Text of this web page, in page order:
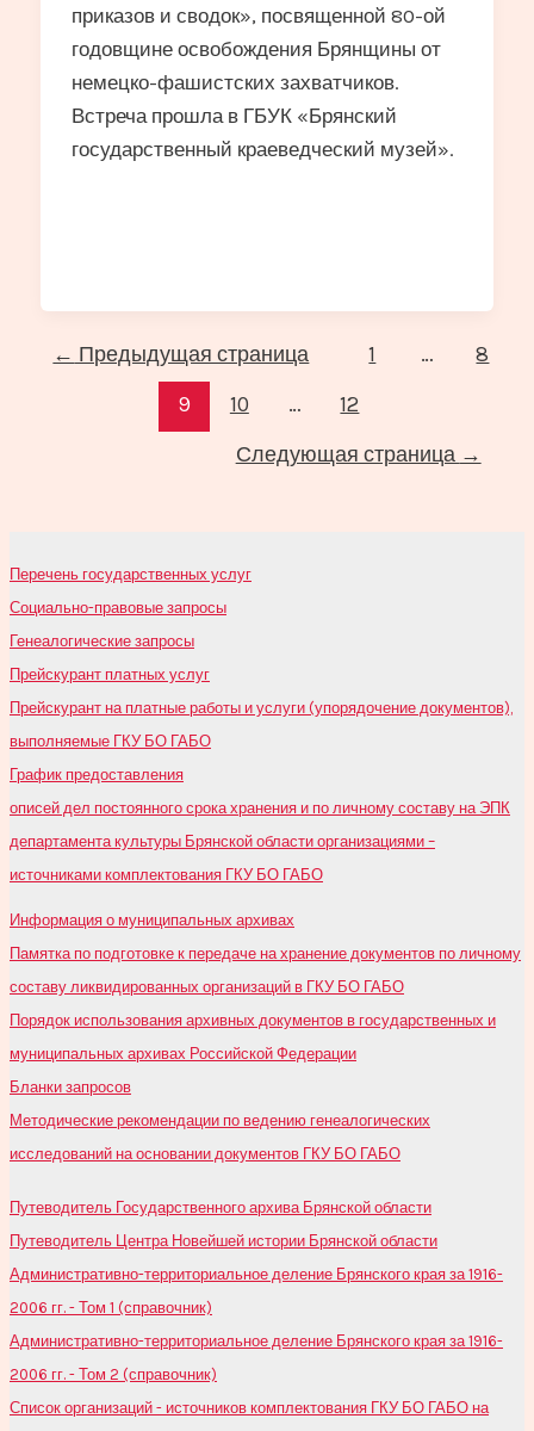
приказов и сводок», посвященной 80-ой
годовщине освобождения Брянщины от
немецко-фашистских захватчиков.
Встреча прошла в ГБУК «Брянский
государственный краеведческий музей».
Постраничная
← Предыдущая страница 1 …
8
9
10 …
12
Следующая страница →
Перечень государственных услуг
Социально-правовые запросы
Генеалогические запросы
Прейскурант платных услуг
Прейскурант на платные работы и услуги (упорядочение документов),
выполняемые ГКУ БО ГАБО
График предоставления
описей дел постоянного срока хранения и по личному составу на ЭПК
департамента культуры Брянской области организациями –
источниками комплектования ГКУ БО ГАБО
Информация о муниципальных архивах
Памятка по подготовке к передаче на хранение документов по личному
составу ликвидированных организаций в ГКУ БО ГАБО
Порядок использования архивных документов в государственных и
муниципальных архивах Российской Федерации
Бланки запросов
Методические рекомендации по ведению генеалогических
исследований на основании документов ГКУ БО ГАБО
Путеводитель Государственного архива Брянской области
Путеводитель Центра Новейшей истории Брянской области
Административно-территориальное деление Брянского края за 1916-
2006 гг. - Том 1 (справочник)
Административно-территориальное деление Брянского края за 1916-
2006 гг. - Том 2 (справочник)
Список организаций - источников комплектования ГКУ БО ГАБО на